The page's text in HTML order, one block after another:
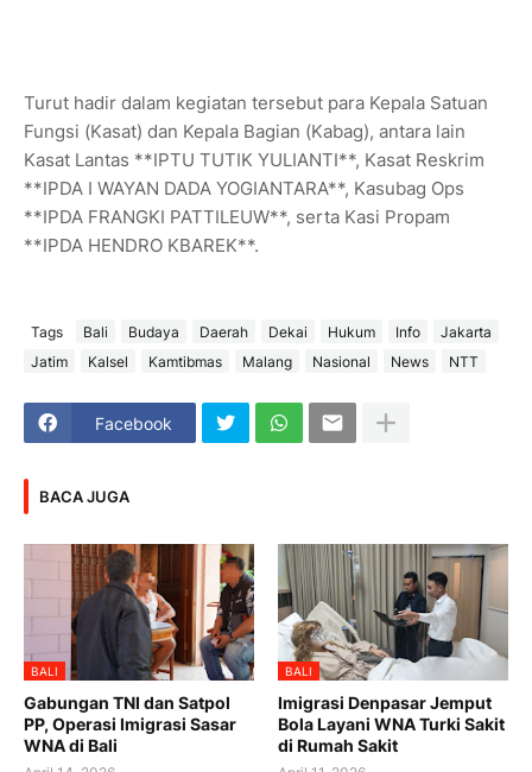
Turut hadir dalam kegiatan tersebut para Kepala Satuan
Fungsi (Kasat) dan Kepala Bagian (Kabag), antara lain
Kasat Lantas **IPTU TUTIK YULIANTI**, Kasat Reskrim
**IPDA I WAYAN DADA YOGIANTARA**, Kasubag Ops
**IPDA FRANGKI PATTILEUW**, serta Kasi Propam
**IPDA HENDRO KBAREK**.
Tags Bali Budaya Daerah Dekai Hukum Info
Jakarta
Jatim
Kalsel Kamtibmas Malang Nasional News NTT
Facebook
BACA JUGA
BALI
Gabungan TNI dan Satpol
PP, Operasi Imigrasi Sasar
WNA di Bali
BALI
Imigrasi Denpasar Jemput
Bola Layani WNA Turki Sakit
di Rumah Sakit